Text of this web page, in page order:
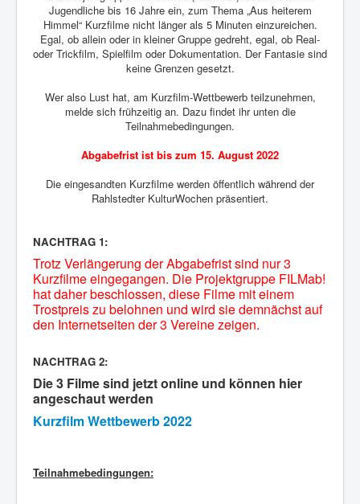
Jugendliche bis 16 Jahre ein, zum Thema „Aus heiterem
Himmel“ Kurzfilme nicht länger als 5 Minuten einzureichen.
Egal, ob allein oder in kleiner Gruppe gedreht, egal, ob Real-
oder Trickfilm, Spielfilm oder Dokumentation. Der Fantasie sind
keine Grenzen gesetzt.
Wer also Lust hat, am Kurzfilm-Wettbewerb teilzunehmen,
melde sich frühzeitig an. Dazu findet ihr unten die
Teilnahmebedingungen.
Abgabefrist ist bis zum 15. August 2022
Die eingesandten Kurzfilme werden öffentlich während der
Rahlstedter KulturWochen präsentiert.
NACHTRAG 1:
Trotz Verlängerung der Abgabefrist sind nur 3
Kurzfilme eingegangen. Die Projektgruppe FILMab!
hat daher beschlossen, diese Filme mit einem
Trostpreis zu belohnen und wird sie demnächst auf
den Internetseiten der 3 Vereine zeigen.
NACHTRAG 2:
Die 3 Filme sind jetzt online und können hier
angeschaut werden
Kurzfilm Wettbewerb 2022
Teilnahmebedingungen: